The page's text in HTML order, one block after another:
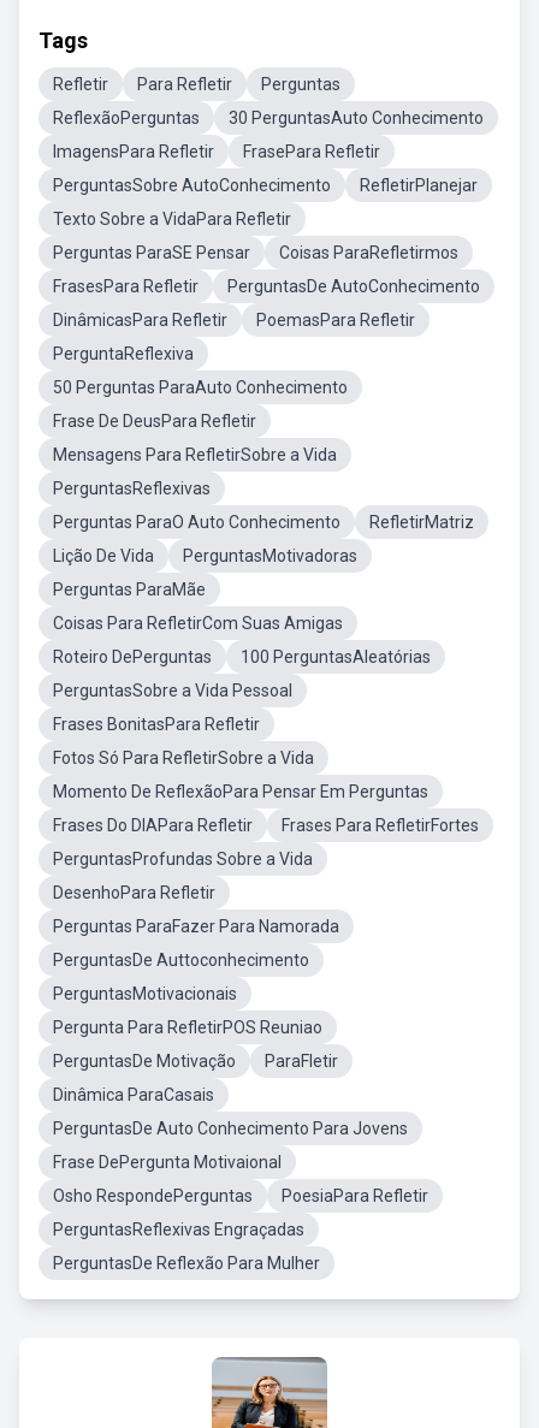
Tags
Refletir Para Refletir
Perguntas
ReflexãoPerguntas
30 PerguntasAuto Conhecimento
ImagensPara Refletir
FrasePara Refletir
PerguntasSobre AutoConhecimento
RefletirPlanejar
Texto Sobre a VidaPara Refletir
Perguntas ParaSE Pensar
Coisas ParaRefletirmos
FrasesPara Refletir
PerguntasDe AutoConhecimento
DinâmicasPara Refletir
PoemasPara Refletir
PerguntaReflexiva
50 Perguntas ParaAuto Conhecimento
Frase De DeusPara Refletir
Mensagens Para RefletirSobre a Vida
PerguntasReflexivas
Perguntas ParaO Auto Conhecimento
RefletirMatriz
Lição De Vida
PerguntasMotivadoras
Perguntas ParaMãe
Coisas Para RefletirCom Suas Amigas
Roteiro DePerguntas
100 PerguntasAleatórias
PerguntasSobre a Vida Pessoal
Frases BonitasPara Refletir
Fotos Só Para RefletirSobre a Vida
Momento De ReflexãoPara Pensar Em Perguntas
Frases Do DIAPara Refletir
Frases Para RefletirFortes
PerguntasProfundas Sobre a Vida
DesenhoPara Refletir
Perguntas ParaFazer Para Namorada
PerguntasDe Auttoconhecimento
PerguntasMotivacionais
Pergunta Para RefletirPOS Reuniao
PerguntasDe Motivação
ParaFletir
Dinâmica ParaCasais
PerguntasDe Auto Conhecimento Para Jovens
Frase DePergunta Motivaional
Osho RespondePerguntas
PoesiaPara Refletir
PerguntasReflexivas Engraçadas
PerguntasDe Reflexão Para Mulher